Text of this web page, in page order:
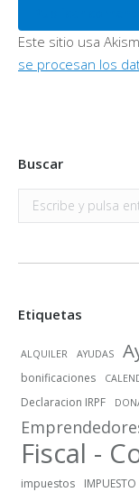
Este sitio usa
se procesan los
Buscar
Buscar:
Etiquetas
ALQUILER AYUDAS
bonificaciones
Declaracion IRPF
Fiscal -
impuestos